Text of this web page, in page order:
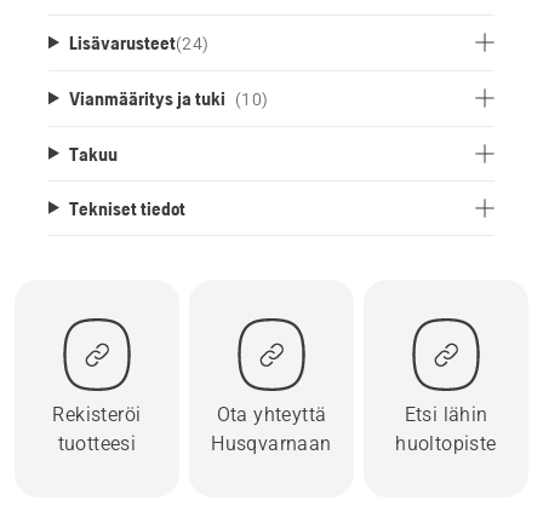
Lisävarusteet(24)
Vianmääritys ja tuki (10)
Takuu
Tekniset tiedot
Rekisteröi
tuotteesi
Ota yhteyttä
Husqvarnaan
Etsi lähin
huoltopiste